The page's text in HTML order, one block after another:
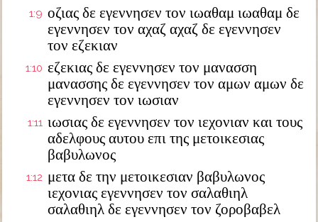
1:9 οζιας δε εγεννησεν τον ιωαθαμ ιωαθαμ δε
εγεννησεν τον αχαζ αχαζ δε εγεννησεν
τον εζεκιαν
1:10 εζεκιας δε εγεννησεν τον μανασση
μανασσης δε εγεννησεν τον αμων αμων δε
εγεννησεν τον ιωσιαν
1:11 ιωσιας δε εγεννησεν τον ιεχονιαν και τους
αδελφους αυτου επι της μετοικεσιας
βαβυλωνος
1:12 μετα δε την μετοικεσιαν βαβυλωνος
ιεχονιας εγεννησεν τον σαλαθιηλ
σαλαθιηλ δε εγεννησεν τον ζοροβαβελ